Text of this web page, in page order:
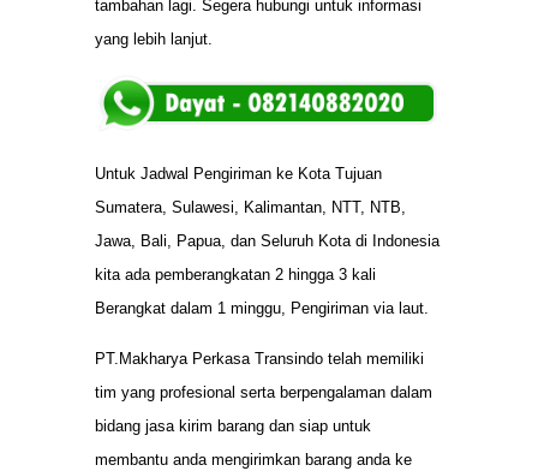
tambahan lagi. Segera hubungi untuk informasi
yang lebih lanjut.
Untuk Jadwal Pengiriman ke Kota Tujuan
Sumatera, Sulawesi, Kalimantan, NTT, NTB,
Jawa, Bali, Papua, dan Seluruh Kota di Indonesia
kita ada pemberangkatan 2 hingga 3 kali
Berangkat dalam 1 minggu, Pengiriman via laut.
PT.Makharya Perkasa Transindo telah memiliki
tim yang profesional serta berpengalaman dalam
bidang jasa kirim barang dan siap untuk
membantu anda mengirimkan barang anda ke